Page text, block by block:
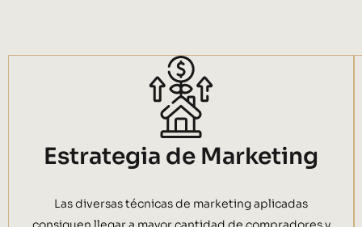
Estrategia de Marketing
Las diversas técnicas de marketing aplicadas